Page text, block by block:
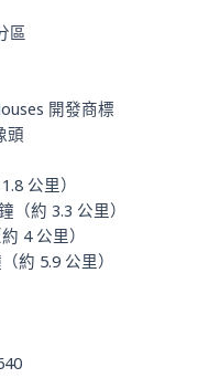
區
開發商標
頭
公里）
約 3.3 公里）
4 公里）
約 5.9 公里）